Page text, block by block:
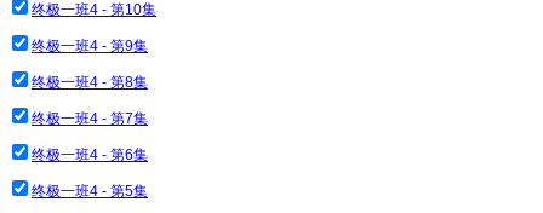
终极一班4 - 第10集
终极一班4 - 第9集
终极一班4 - 第8集
终极一班4 - 第7集
终极一班4 - 第6集
终极一班4 - 第5集